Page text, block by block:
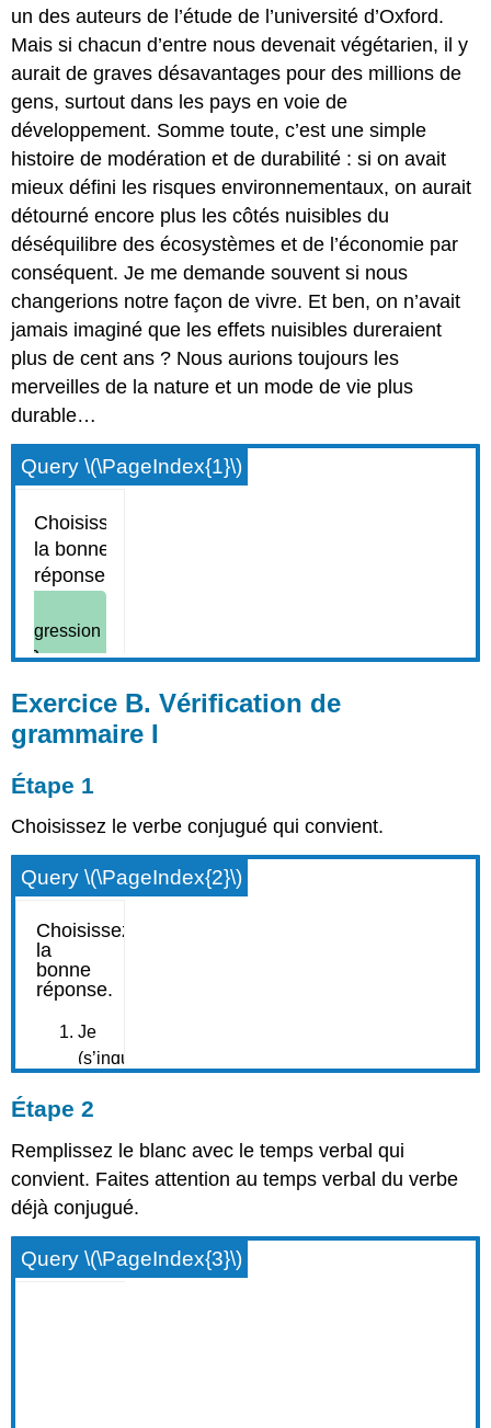
un des auteurs de l’étude de l’université d’Oxford.
Mais si chacun d’entre nous devenait végétarien, il y
aurait de graves désavantages pour des millions de
gens, surtout dans les pays en voie de
développement. Somme toute, c’est une simple
histoire de modération et de durabilité : si on avait
mieux défini les risques environnementaux, on aurait
détourné encore plus les côtés nuisibles du
déséquilibre des écosystèmes et de l’économie par
conséquent. Je me demande souvent si nous
changerions notre façon de vivre. Et ben, on n’avait
jamais imaginé que les effets nuisibles dureraient
plus de cent ans ? Nous aurions toujours les
merveilles de la nature et un mode de vie plus
durable…
Query \(\PageIndex{1}\)
Exercice B. Vérification de
grammaire I
Étape 1
Choisissez le verbe conjugué qui convient.
Query \(\PageIndex{2}\)
Étape 2
Remplissez le blanc avec le temps verbal qui
convient. Faites attention au temps verbal du verbe
déjà conjugué.
Query \(\PageIndex{3}\)